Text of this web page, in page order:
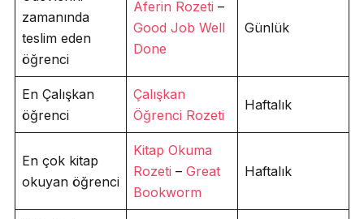
zamanında
teslim eden
öğrenci
Aferin Rozeti –
Good Job Well
Done
Günlük
En Çalışkan
öğrenci
Çalışkan
Öğrenci Rozeti
Haftalık
En çok kitap
okuyan öğrenci
Kitap Okuma
Rozeti – Great
Bookworm
Haftalık